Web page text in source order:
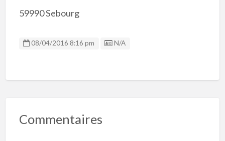
59990 Sebourg
08/04/2016 8:16 pm Listing ID
N/A
Commentaires